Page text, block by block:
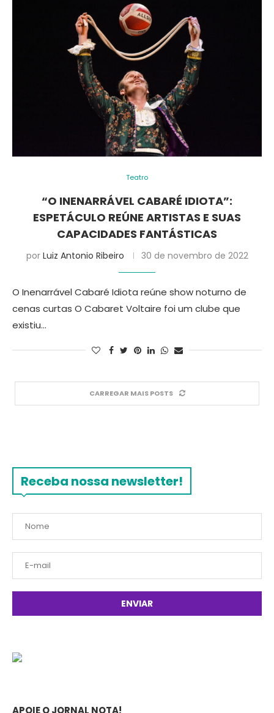
Teatro
“O INENARRÁVEL CABARÉ IDIOTA”:
ESPETÁCULO REÚNE ARTISTAS E SUAS
CAPACIDADES FANTÁSTICAS
por Luiz Antonio Ribeiro 30 de novembro de 2022
O Inenarrável Cabaré Idiota reúne show noturno de
cenas curtas O Cabaret Voltaire foi um clube que
existiu…
CARREGAR MAIS POSTS
Receba nossa newsletter!
APOIE O JORNAL NOTA!